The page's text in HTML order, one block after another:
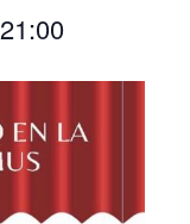
21:00